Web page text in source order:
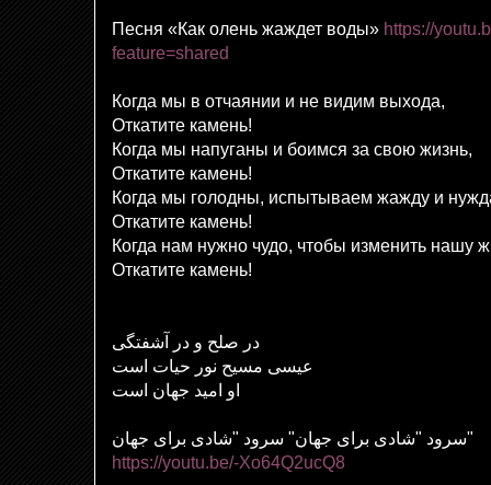
Песня «Как олень жаждет воды» https://
feature=shared
Когда мы в отчаянии и не видим выхода,
Откатите камень!
Когда мы напуганы и боимся за свою жизнь,
Откатите камень!
Когда мы голодны, испытываем жажду и
Откатите камень!
Когда нам нужно чудо, чтобы изменить нашу
Откатите камень!
در صلح و در آشفتگی
عیسی مسیح نور حیات است
او امید جهان است
سرود "شادی برای جهان" سرود "شادی برای جهان"
https://youtu.be/-Xo64Q2ucQ8